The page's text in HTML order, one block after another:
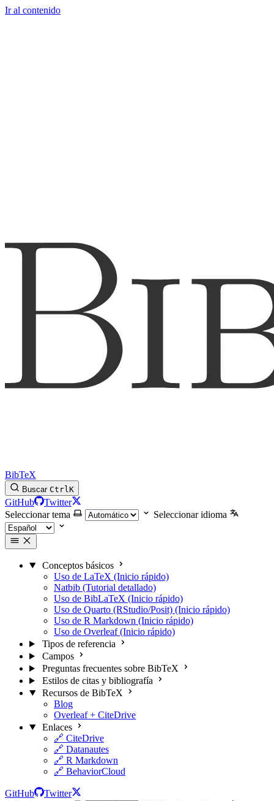
Ir al contenido
BibTeX
Buscar CtrlK
GitHub
Twitter
Seleccionar tema
Seleccionar idioma
Conceptos básicos
Uso de LaTeX (Inicio rápido)
Natbib (Tutorial detallado)
Uso de BibLaTeX (Inicio rápido)
Uso de Quarto (RStudio/Posit) (Inicio rápido)
Uso de R Markdown (Inicio rápido)
Uso de Overleaf (Inicio rápido)
Tipos de referencia
Campos
Preguntas frecuentes sobre BibTeX
Estilos de citas y bibliografía
Recursos de BibTeX
Blog
Overleaf + CiteDrive
Enlaces
🔗 CiteDrive
🔗 Datanautes
🔗 R Markdown
🔗 BehaviorCloud
GitHub
Twitter